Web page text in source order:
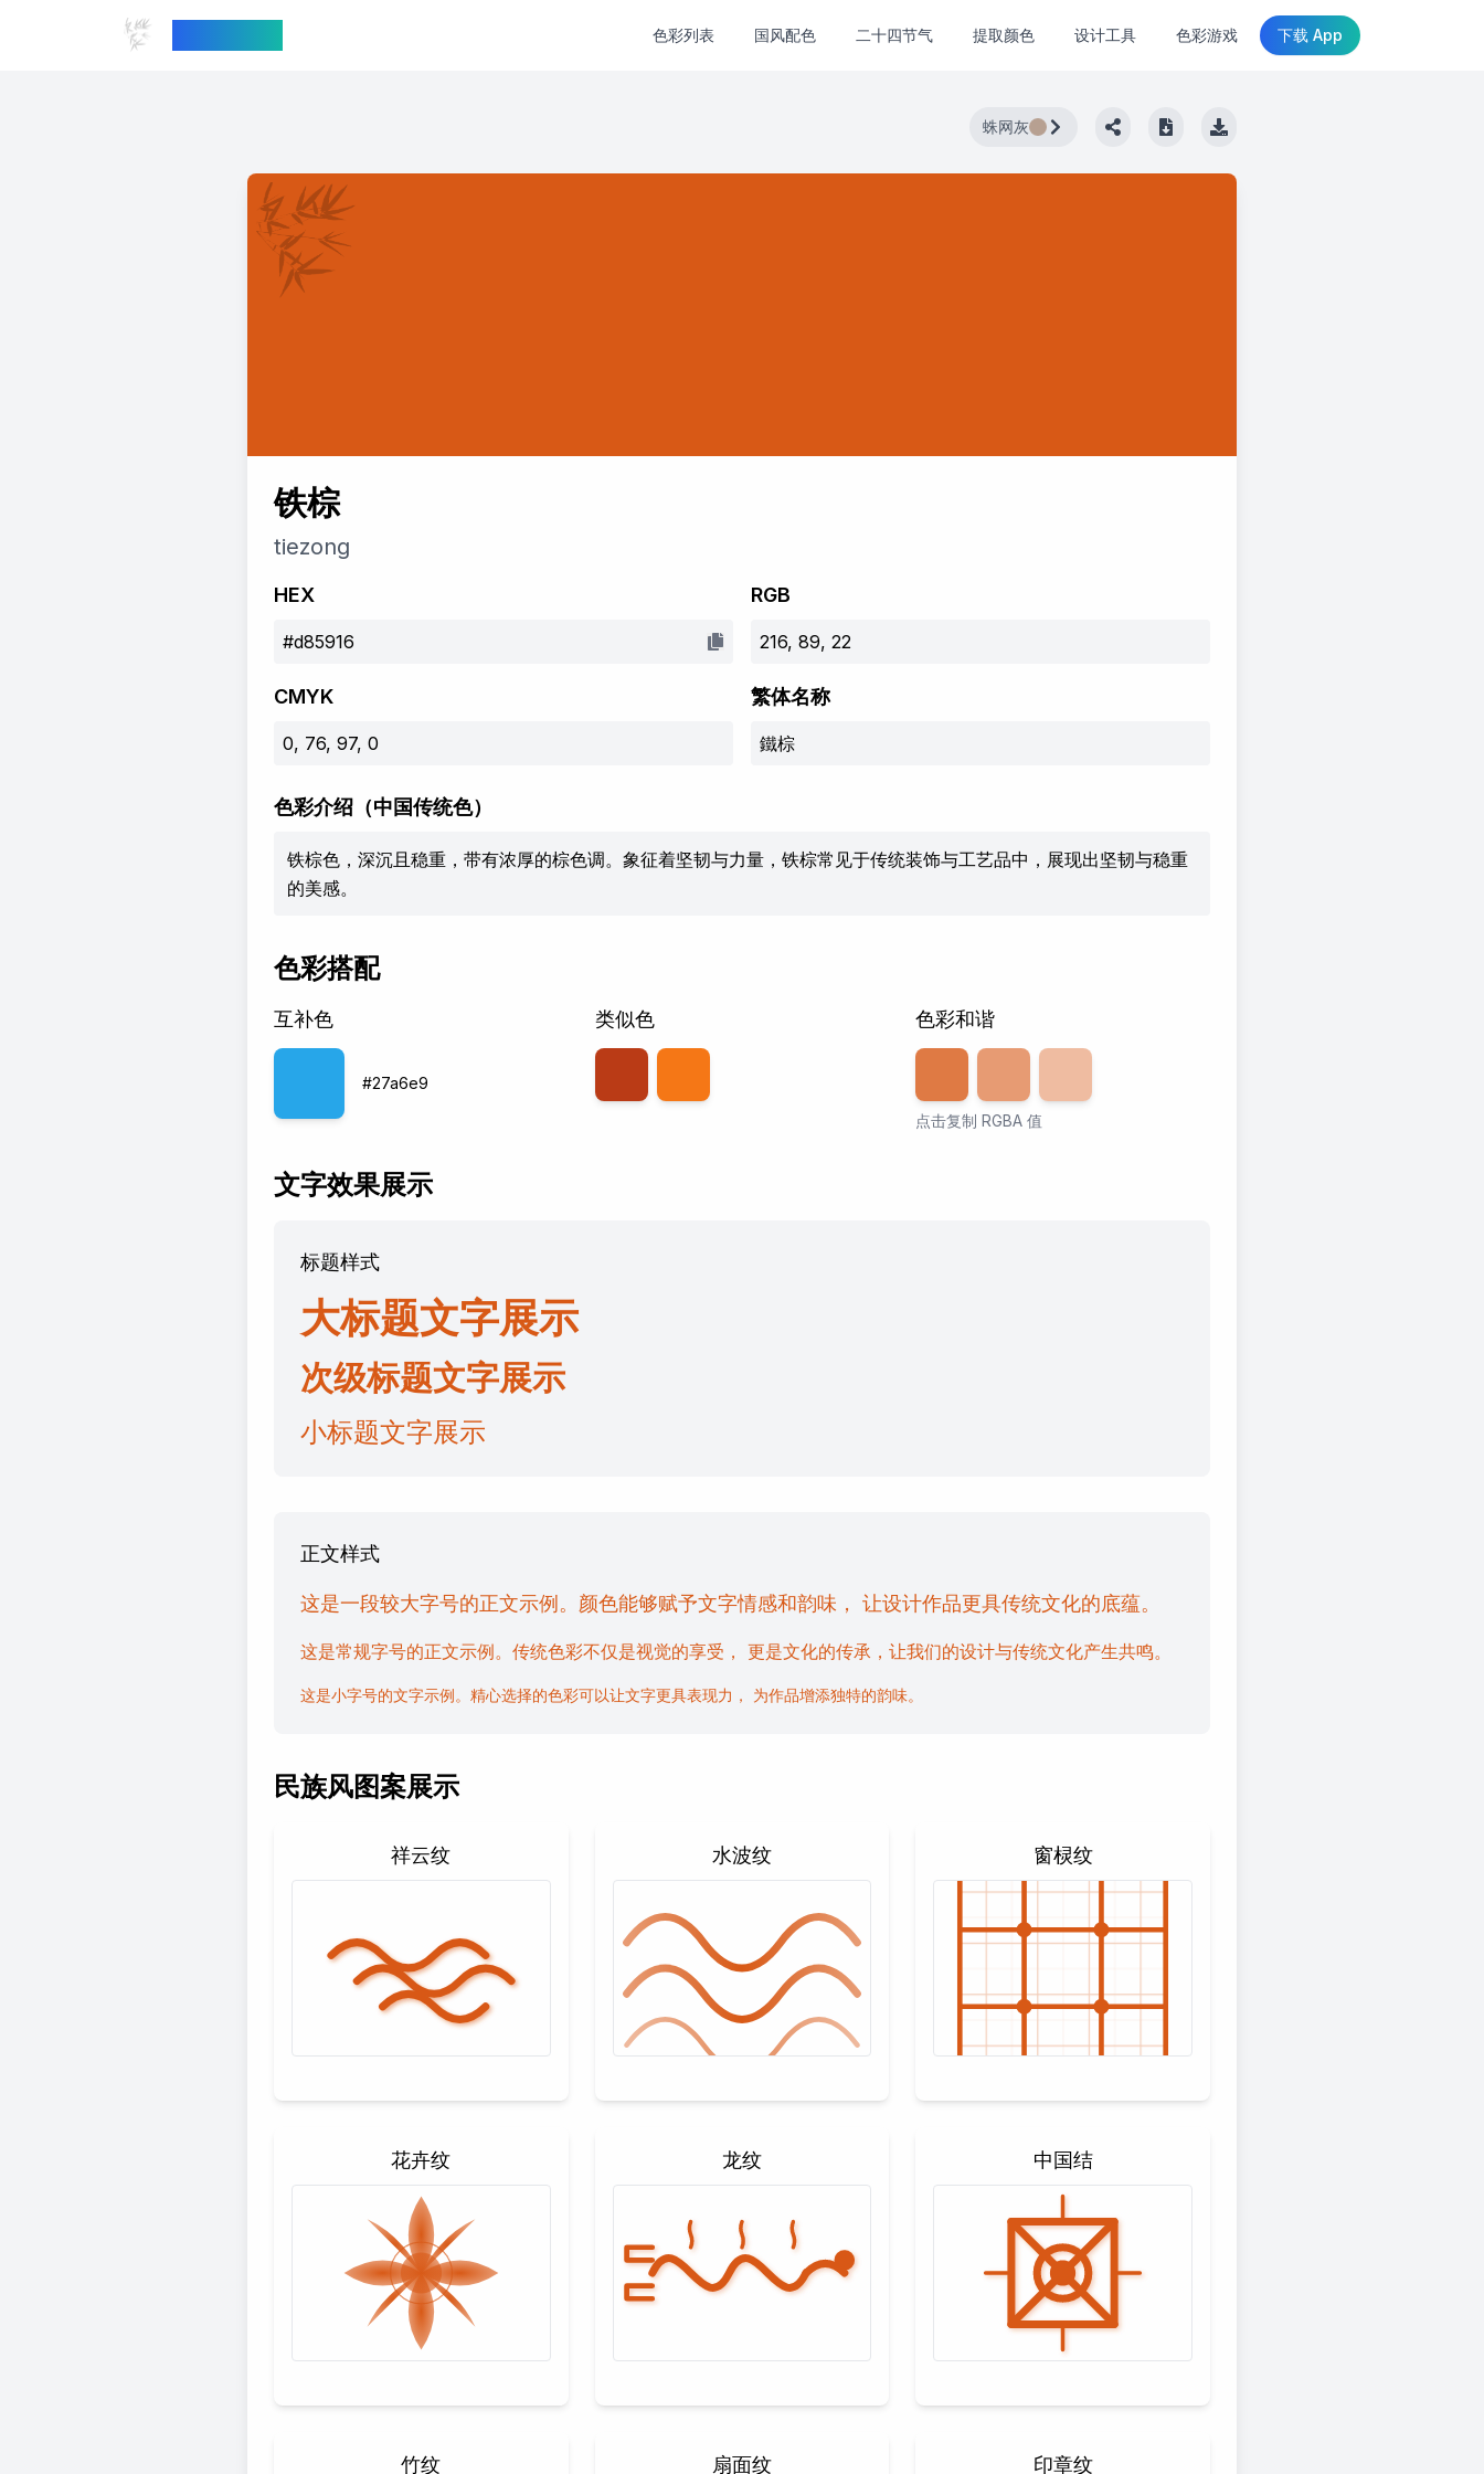
色彩列表 国风配色 二十四节气 提取颜色 设计工具 色彩游戏 下载 App
蛛网灰
铁棕
tiezong
HEX
#d85916
RGB
216, 89, 22
CMYK
0, 76, 97, 0
繁体名称
鐵棕
色彩介绍 （中国传统色）
铁棕色，深沉且稳重，带有浓厚的棕色调。象征着坚韧与力量，铁棕常见于传统装饰与工艺品中，展现出坚韧与稳重
的美感。
色彩搭配
互补色
#27a6e9
类似色 色彩和谐
透明度 80
透明度 60
透明度
点击复制 RGBA 值
文字效果展示
标题样式
大标题文字展示
次级标题文字展示
小标题文字展示
正文样式
这是一段较大字号的正文示例。颜色能够赋予文字情感和韵味， 让设计作品更具传统文化的底蕴。
这是常规字号的正文示例。传统色彩不仅是视觉的享受， 更是文化的传承，让我们的设计与传统文化产生共鸣。
这是小字号的文字示例。精心选择的色彩可以让文字更具表现力， 为作品增添独特的韵味。
民族风图案展示
祥云纹 水波纹 窗棂纹
花卉纹 龙纹 中国结
竹纹 扇面纹 印章纹